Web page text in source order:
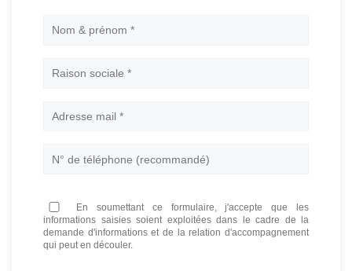
Nom
En soumettant ce formulaire, j'accepte que les
informations saisies soient exploitées dans le cadre de la
demande d'informations et de la relation d'accompagnement
qui peut en découler.